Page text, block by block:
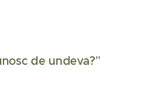
de undeva?"